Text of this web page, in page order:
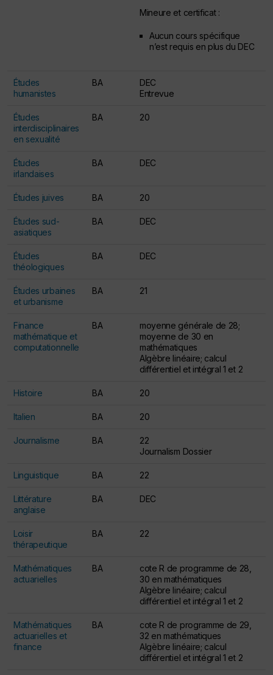
Mineure et certificat :
Aucun cours spécifique
n’est requis en plus du DEC
Études
humanistes
BA
DEC
Entrevue
Études
interdisciplinaires
en sexualité
BA 20
Études
irlandaises
BA DEC
Études juives BA 20
Études sud-
asiatiques
BA DEC
Études
théologiques
BA DEC
Études urbaines
et urbanisme
BA 21
Finance
mathématique et
computationnelle
BA
moyenne générale de 28;
moyenne de 30 en
mathématiques
Algèbre linéaire; calcul
différentiel et intégral 1 et 2
Histoire BA 20
Italien BA 20
Journalisme BA
22
Journalism Dossier
Linguistique BA 22
Littérature
anglaise
BA DEC
Loisir
thérapeutique
BA 22
Mathématiques
actuarielles
BA
cote R de programme de 28,
30 en mathématiques
Algèbre linéaire; calcul
différentiel et intégral 1 et 2
Mathématiques
actuarielles et
finance
BA
cote R de programme de 29,
32 en mathématiques
Algèbre linéaire; calcul
différentiel et intégral 1 et 2